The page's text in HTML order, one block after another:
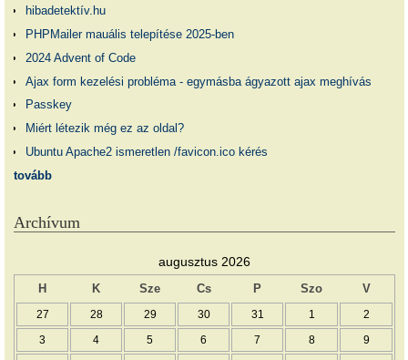
hibadetektív.hu
PHPMailer mauális telepítése 2025-ben
2024 Advent of Code
Ajax form kezelési probléma - egymásba ágyazott ajax meghívás
Passkey
Miért létezik még ez az oldal?
Ubuntu Apache2 ismeretlen /favicon.ico kérés
tovább
Archívum
augusztus 2026
H K Sze Cs P Szo V
27 28 29 30 31 1 2
3 4 5 6 7 8 9